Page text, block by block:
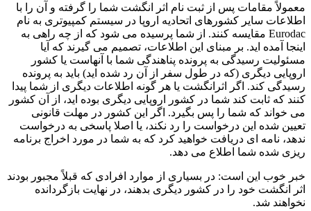
معمولاً مقامات پس از ثبت نام اثر انگشت شما را گرفته و آن را با
اطلاعات سایر کشورهای اتحادیه اروپا در سیستم کمپیوتری به نام
Eurodac مقایسه کنند. از شما پرسیده می شود که از چه راهی به
اینجا آمده اید. بر مبنای این اطلاعات، تصمیم می گیرند که آیا
مسئولیت رسیدگی به پرونده پناهندگی شما با آنهاست یا کشور
اروپایی دیگری (که در طول سفر از آن رد شده اید) باید به پرونده
رسیدگی کند. اگر اثرانگشت یا هر گونه اطلاعات دیگری از شما پیدا
کنند که ثابت کند شما در کشور اروپایی دیگری بوده اید، از آن کشور
می خواند که شما را پس بگیرد. اگر این کشور در مهلت قانونی
تعیین شده این درخواست را رد نکند، یا اصلا پاسخی به درخواست
ندهد، نامه ای دریافت خواهید کرد که به شما در مورد اخراج برنامه
ریزی شده شما اطلاع می دهد.
خبر خوب این است: در بسیاری از موارد افرادی که قبلاً مجبور بودند
اثر انگشت خود را در کشور دیگری بدهند، در نهایت بازگردانده
نخواهند شد.